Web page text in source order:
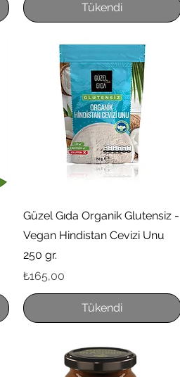
Tükendi
Hızlı Bakış
Güzel Gıda Organik Glutensiz -
Vegan Hindistan Cevizi Unu
250 gr.
Fiyat
₺165,00
Tükendi